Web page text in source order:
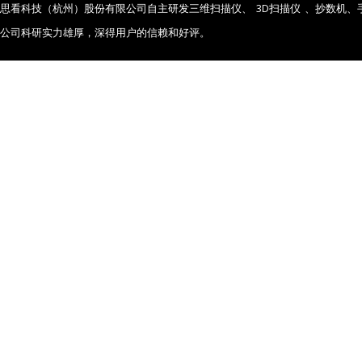
思看科技（杭州）股份有限公司自主研发三维扫描仪、
3D扫描仪 、抄数机、
公司科研实力雄厚，深得用户的信赖和好评。